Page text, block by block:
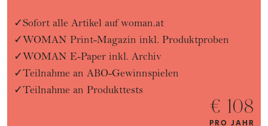
Sofort alle Artikel auf woman.at
WOMAN Print-Magazin inkl. Produktproben
WOMAN E-Paper inkl. Archiv
Teilnahme an ABO-Gewinnspielen
Teilnahme an Produkttests
€ 108
PRO JAHR